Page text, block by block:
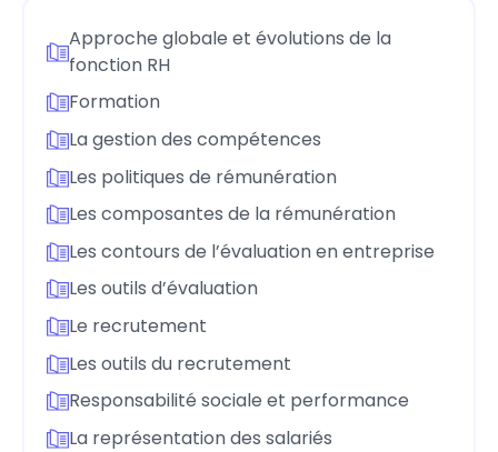
Approche globale et évolutions de la
fonction RH
Formation
La gestion des compétences
Les politiques de rémunération
Les composantes de la rémunération
Les contours de l’évaluation en entreprise
Les outils d’évaluation
Le recrutement
Les outils du recrutement
Responsabilité sociale et performance
La représentation des salariés